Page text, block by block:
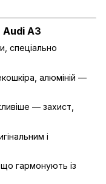
A3
спеціально
алюміній —
— захист,
і
гармонують із